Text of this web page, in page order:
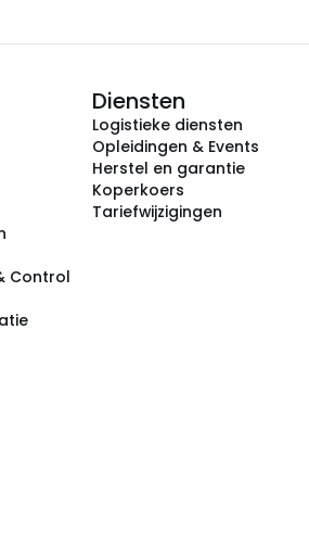
Control
Diensten
Logistieke diensten
Opleidingen & Events
Herstel en garantie
Koperkoers
Tariefwijzigingen